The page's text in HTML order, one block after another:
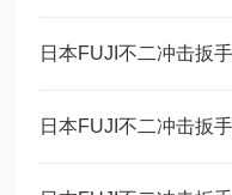
日本FUJI不二冲击扳
日本FUJI不二冲击扳